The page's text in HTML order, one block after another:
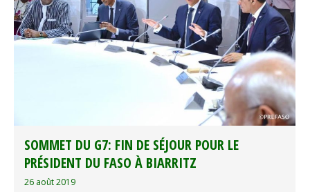
SOMMET DU G7: FIN DE SÉJOUR POUR LE
PRÉSIDENT DU FASO À BIARRITZ
26 août 2019